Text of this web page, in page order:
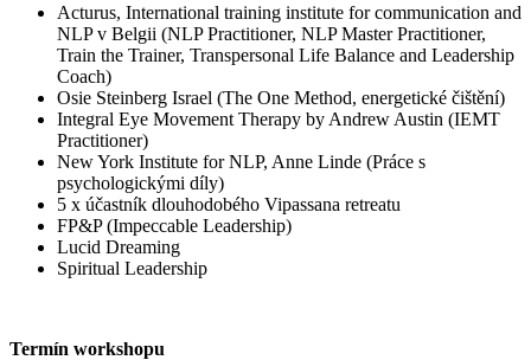
Acturus, International training institute for communication and
NLP v Belgii (NLP Practitioner, NLP Master Practitioner,
Train the Trainer, Transpersonal Life Balance and Leadership
Coach)
Osie Steinberg Israel (The One Method, energetické čištění)
Integral Eye Movement Therapy by Andrew Austin (IEMT
Practitioner)
New York Institute for NLP, Anne Linde (Práce s
psychologickými díly)
5 x účastník dlouhodobého Vipassana retreatu
FP&P (Impeccable Leadership)
Lucid Dreaming
Spiritual Leadership
Termín workshopu